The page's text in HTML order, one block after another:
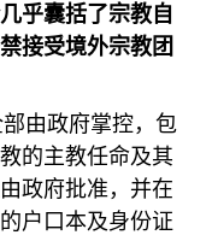
乎囊括了宗教自
接受境外宗教团
由政府掌控，包
的主教任命及其
政府批准，并在
户口本及身份证